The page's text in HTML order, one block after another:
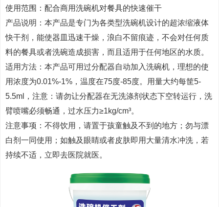
使用范围：配合商用洗碗机对餐具的快速催干
产品说明：本产品是专门为各类型洗碗机设计的超浓缩液体
快干剂，能使器皿迅速干燥，浪白不留痕迹，不会对任何质
料的餐具或者洗碗造成损害，而且适用于任何地区的水质。
适用方法：本产品可用过分配器自动加入洗碗机，理想的使
用浓度为0.01%-1%，温度在75度-85度。用量大约每筐5-
5.5ml，注意：请勿让分配器在无洗涤剂状态下空转运行，洗
臂喷嘴必须畅通，过水压力≥1kg/cm³。
注意事项：不得饮用，请置于孩童触及不到的地方；勿与漂
白剂一同使用；如触及眼睛或者皮肤即用大量清水冲洗，若
持续不适，立即去医院就医。